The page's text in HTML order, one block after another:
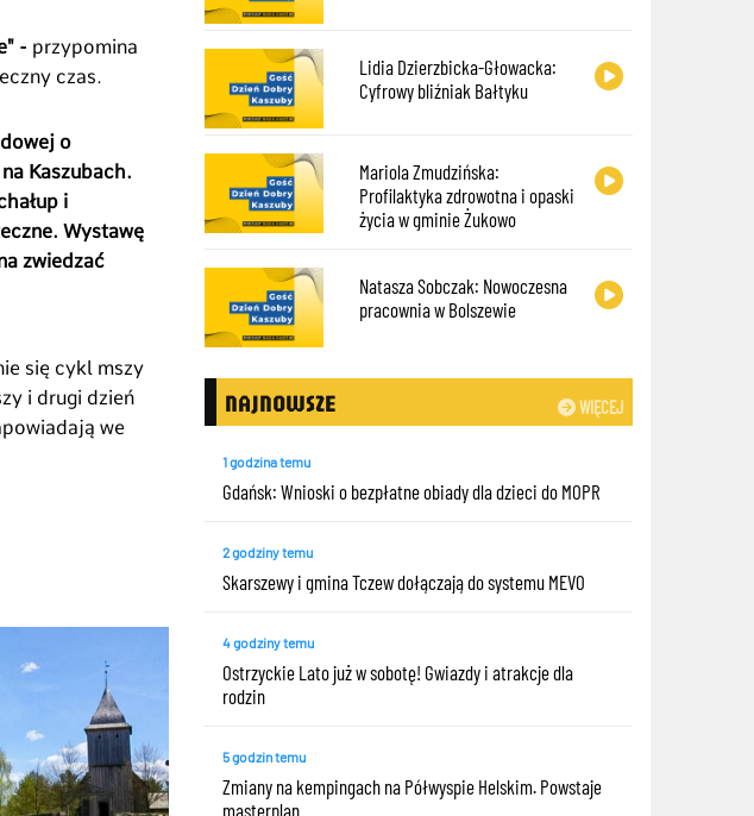
- przypomina
czas.
o
Kaszubach.
i
Wystawę
zwiedzać
się cykl mszy
i drugi dzień
we
Lidia Dzierzbicka-Głowacka:
Cyfrowy bliźniak Bałtyku
Mariola Zmudzińska:
Profilaktyka zdrowotna i opaski
życia w gminie Żukowo
Natasza Sobczak: Nowoczesna
pracownia w Bolszewie
WIĘCEJ
NAJNOWSZE
1 godzina temu
Gdańsk: Wnioski o bezpłatne obiady dla dzieci do MOPR
2 godziny temu
Skarszewy i gmina Tczew dołączają do systemu MEVO
4 godziny temu
Ostrzyckie Lato już w sobotę! Gwiazdy i atrakcje dla
rodzin
5 godzin temu
Zmiany na kempingach na Półwyspie Helskim. Powstaje
masterplan